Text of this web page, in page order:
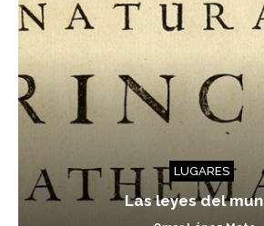
LUGARES
Las leyes del